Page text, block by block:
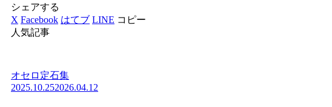
シェアする
X Facebook はてブ LINE コピー
人気記事
オセロ定石集
2025.10.252026.04.12